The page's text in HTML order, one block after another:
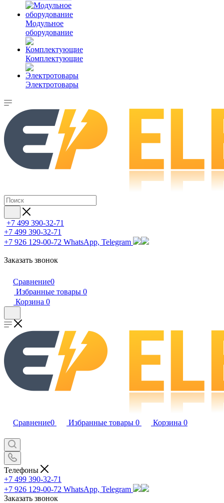
Модульное
оборудование
Комплектующие
Электротовары
+7 499 390-32-71
+7 499 390-32-71
+7 926 129-00-72 WhatsApp, Telegram
Заказать звонок
Сравнение0
Избранные товары 0
Корзина 0
Сравнение0 Избранные товары 0 Корзина 0
Телефоны
+7 499 390-32-71
+7 926 129-00-72 WhatsApp, Telegram
Заказать звонок